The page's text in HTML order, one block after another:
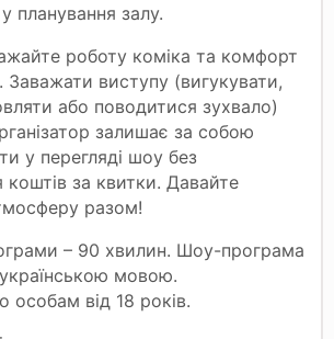
планування залу.
роботу коміка та комфорт
Заважати виступу (вигукувати,
або поводитися зухвало)
залишає за собою
у перегляді шоу без
коштів за квитки. Давайте
разом!
– 90 хвилин. Шоу-програма
мовою.
особам від 18 років.